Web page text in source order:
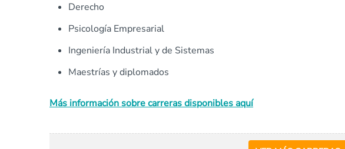
Derecho
Psicología Empresarial
Ingeniería Industrial y de Sistemas
Maestrías y diplomados
Más información sobre carreras disponibles aquí